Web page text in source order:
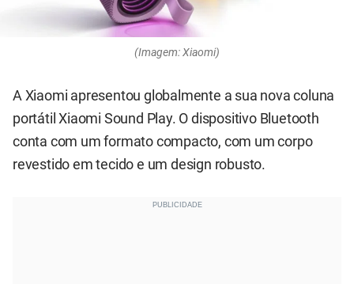
(Imagem: Xiaomi)
A Xiaomi apresentou globalmente a sua nova coluna
portátil Xiaomi Sound Play. O dispositivo Bluetooth
conta com um formato compacto, com um corpo
revestido em tecido e um design robusto.